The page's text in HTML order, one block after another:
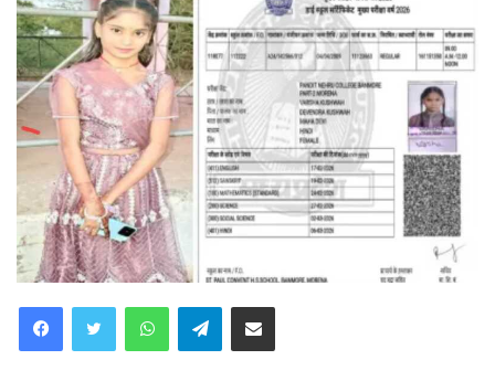
WhatsAppTelegramShare via Email